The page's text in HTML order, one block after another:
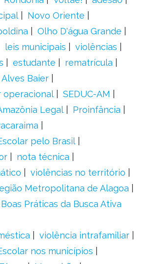
Novo Oriente
Olho D'água Grande
leis municipais
violências
estudante
rematrícula
Alves Baier
operacional
SEDUC-AM
Legal
Proinfância
pelo Brasil
nota técnica
violências no território
Metropolitana de Alagoa
Práticas da Busca Ativa
violência intrafamiliar
nos municípios